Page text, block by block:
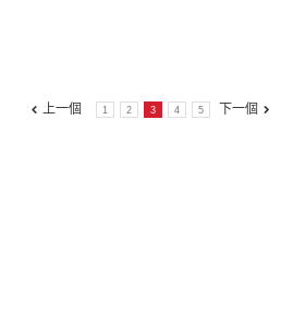
上一個 1 2 3 4 5 下一個